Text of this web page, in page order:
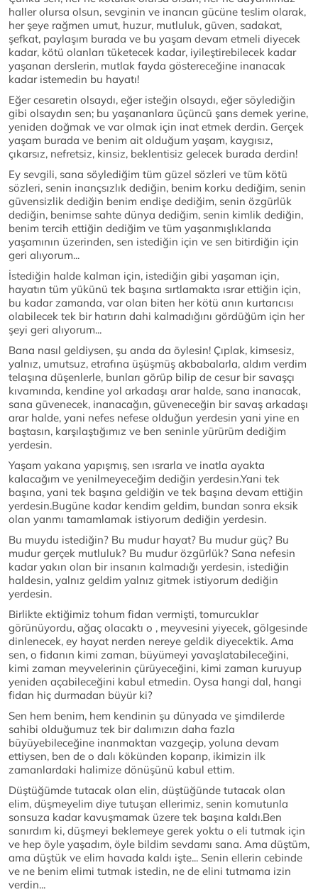
haller olursa olsun, sevginin ve inancın gücüne teslim olarak,
her şeye rağmen umut, huzur, mutluluk, güven, sadakat,
şefkat, paylaşım burada ve bu yaşam devam etmeli diyecek
kadar, kötü olanları tüketecek kadar, iyileştirebilecek kadar
yaşanan derslerin, mutlak fayda göstereceğine inanacak
kadar istemedin bu hayatı!
Eğer cesaretin olsaydı, eğer isteğin olsaydı, eğer söylediğin
gibi olsaydın sen; bu yaşananlara üçüncü şans demek yerine,
yeniden doğmak ve var olmak için inat etmek derdin. Gerçek
yaşam burada ve benim ait olduğum yaşam, kaygısız,
çıkarsız, nefretsiz, kinsiz, beklentisiz gelecek burada derdin!
Ey sevgili, sana söylediğim tüm güzel sözleri ve tüm kötü
sözleri, senin inançsızlık dediğin, benim korku dediğim, senin
güvensizlik dediğin benim endişe dediğim, senin özgürlük
dediğin, benimse sahte dünya dediğim, senin kimlik dediğin,
benim tercih ettiğin dediğim ve tüm yaşanmışlıklarıda
yaşamının üzerinden, sen istediğin için ve sen bitirdiğin için
geri alıyorum...
İstediğin halde kalman için, istediğin gibi yaşaman için,
hayatın tüm yükünü tek başına sırtlamakta ısrar ettiğin için,
bu kadar zamanda, var olan biten her kötü anın kurtarıcısı
olabilecek tek bir hatırın dahi kalmadığını gördüğüm için her
şeyi geri alıyorum...
Bana nasıl geldiysen, şu anda da öylesin! Çıplak, kimsesiz,
yalnız, umutsuz, etrafına üşüşmüş akbabalarla, aldım verdim
telaşına düşenlerle, bunları görüp bilip de cesur bir savaşçı
kıvamında, kendine yol arkadaşı arar halde, sana inanacak,
sana güvenecek, inanacağın, güveneceğin bir savaş arkadaşı
arar halde, yani nefes nefese olduğun yerdesin yani yine en
baştasın, karşılaştığımız ve ben seninle yürürüm dediğim
yerdesin.
Yaşam yakana yapışmış, sen ısrarla ve inatla ayakta
kalacağım ve yenilmeyeceğim dediğin yerdesin.Yani tek
başına, yani tek başına geldiğin ve tek başına devam ettiğin
yerdesin.Bugüne kadar kendim geldim, bundan sonra eksik
olan yanmı tamamlamak istiyorum dediğin yerdesin.
Bu muydu istediğin? Bu mudur hayat? Bu mudur güç? Bu
mudur gerçek mutluluk? Bu mudur özgürlük? Sana nefesin
kadar yakın olan bir insanın kalmadığı yerdesin, istediğin
haldesin, yalnız geldim yalnız gitmek istiyorum dediğin
yerdesin.
Birlikte ektiğimiz tohum fidan vermişti, tomurcuklar
görünüyordu, ağaç olacaktı o , meyvesini yiyecek, gölgesinde
dinlenecek, ey hayat nerden nereye geldik diyecektik. Ama
sen, o fidanın kimi zaman, büyümeyi yavaşlatabileceğini,
kimi zaman meyvelerinin çürüyeceğini, kimi zaman kuruyup
yeniden açabileceğini kabul etmedin. Oysa hangi dal, hangi
fidan hiç durmadan büyür ki?
Sen hem benim, hem kendinin şu dünyada ve şimdilerde
sahibi olduğumuz tek bir dalımızın daha fazla
büyüyebileceğine inanmaktan vazgeçip, yoluna devam
ettiysen, ben de o dalı kökünden koparıp, ikimizin ilk
zamanlardaki halimize dönüşünü kabul ettim.
Düştüğümde tutacak olan elin, düştüğünde tutacak olan
elim, düşmeyelim diye tutuşan ellerimiz, senin komutunla
sonsuza kadar kavuşmamak üzere tek başına kaldı.Ben
sanırdım ki, düşmeyi beklemeye gerek yoktu o eli tutmak için
ve hep öyle yaşadım, öyle bildim sevdamı sana. Ama düştüm,
ama düştük ve elim havada kaldı işte... Senin ellerin cebinde
ve ne benim elimi tutmak istedin, ne de elini tutmama izin
verdin...